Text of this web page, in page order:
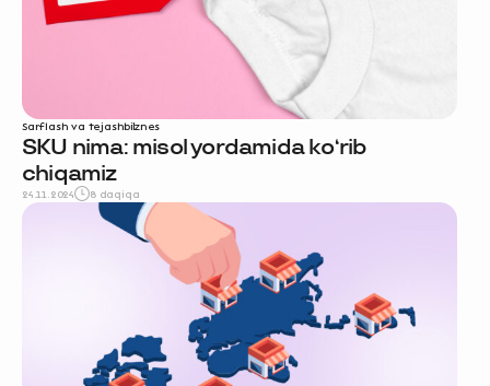
Sarflash va tejashbiznes
SKU nima: misol yordamida ko‘rib
chiqamiz
24.11.2024 8 daqiqa